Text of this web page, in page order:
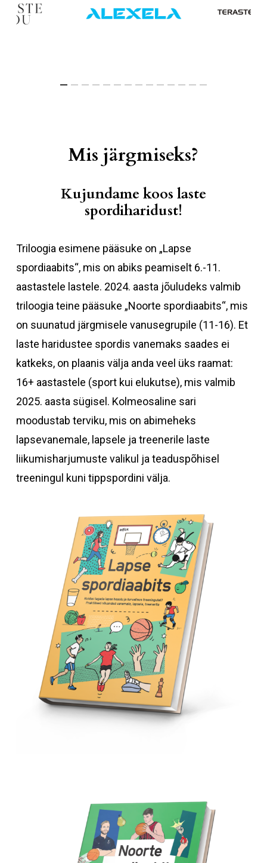
Mis järgmiseks?
Kujundame koos laste
spordiharidust!
Triloogia esimene pääsuke on „Lapse
spordiaabits“, mis on abiks peamiselt 6.-11.
aastastele lastele. 2024. aasta jõuludeks valmib
triloogia teine pääsuke „Noorte spordiaabits“, mis
on suunatud järgmisele vanusegrupile (11-16). Et
laste haridustee spordis vanemaks saades ei
katkeks, on plaanis välja anda veel üks raamat:
16+ aastastele (sport kui elukutse), mis valmib
2025. aasta sügisel. Kolmeosaline sari
moodustab terviku, mis on abimeheks
lapsevanemale, lapsele ja treenerile laste
liikumisharjumuste valikul ja teaduspõhisel
treeningul kuni tippspordini välja.